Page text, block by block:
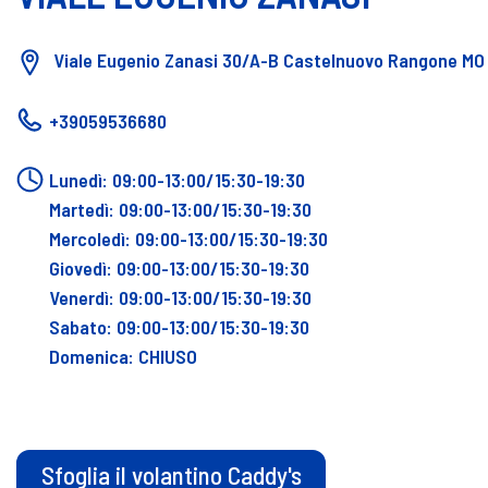
Viale Eugenio Zanasi 30/A-B Castelnuovo Rangone MO
+39059536680
Lunedì: 09:00-13:00/15:30-19:30
Martedì: 09:00-13:00/15:30-19:30
Mercoledì: 09:00-13:00/15:30-19:30
Giovedì: 09:00-13:00/15:30-19:30
Venerdì: 09:00-13:00/15:30-19:30
Sabato: 09:00-13:00/15:30-19:30
Domenica: CHIUSO
Sfoglia il volantino Caddy's